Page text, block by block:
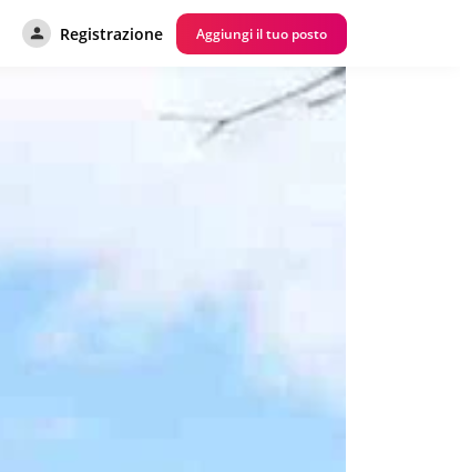
Registrazione
Aggiungi il tuo posto